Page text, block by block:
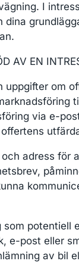
I
AV EN
om
via e-
adress för
potentiell
e-post eller
av bil